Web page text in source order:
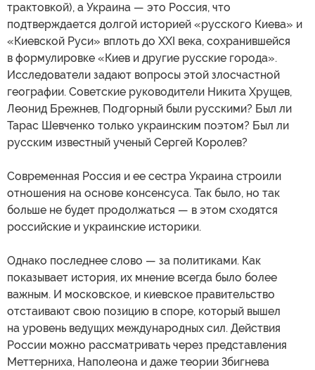
трактовкой), а Украина — это Россия, что
подтверждается долгой историей «русского Киева» и
«Киевской Руси» вплоть до XXI века, сохранившейся
в формулировке «Киев и другие русские города».
Исследователи задают вопросы этой злосчастной
географии. Советские руководители Никита Хрущев,
Леонид Брежнев, Подгорный были русскими? Был ли
Тарас Шевченко только украинским поэтом? Был ли
русским известный ученый Сергей Королев?
Современная Россия и ее сестра Украина строили
отношения на основе консенсуса. Так было, но так
больше не будет продолжаться — в этом сходятся
российские и украинские историки.
Однако последнее слово — за политиками. Как
показывает история, их мнение всегда было более
важным. И московское, и киевское правительство
отстаивают свою позицию в споре, который вышел
на уровень ведущих международных сил. Действия
России можно рассматривать через представления
Меттерниха, Наполеона и даже теории Збигнева